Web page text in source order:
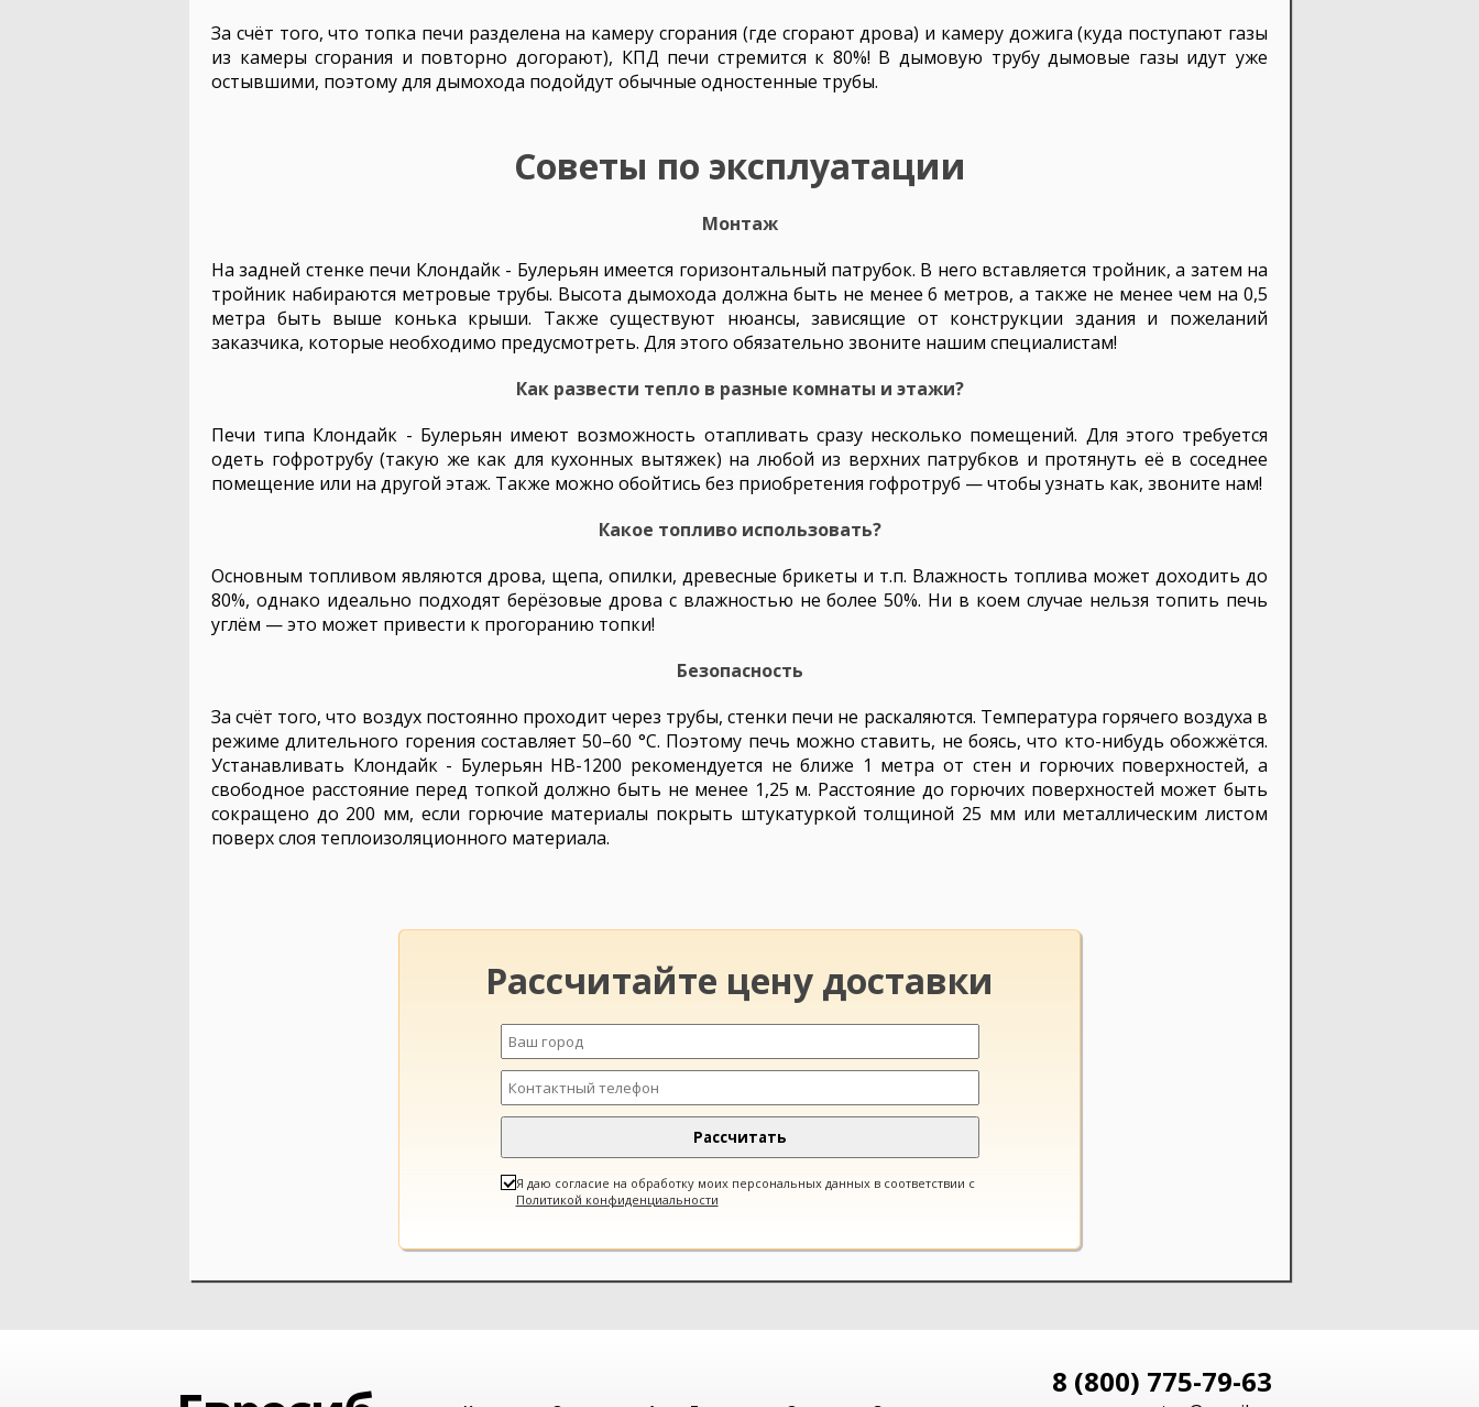
За счёт того, что топка печи разделена на камеру сгорания (где сгорают дрова) и камеру дожига (куда поступают газы
из камеры сгорания и повторно догорают), КПД печи стремится к 80%! В дымовую трубу дымовые газы идут уже
остывшими, поэтому для дымохода подойдут обычные одностенные трубы.
Советы по эксплуатации
Монтаж
На задней стенке печи Клондайк - Булерьян имеется горизонтальный патрубок. В него вставляется тройник, а затем на
тройник набираются метровые трубы. Высота дымохода должна быть не менее 6 метров, а также не менее чем на 0,5
метра быть выше конька крыши. Также существуют нюансы, зависящие от конструкции здания и пожеланий
заказчика, которые необходимо предусмотреть. Для этого обязательно звоните нашим специалистам!
Как развести тепло в разные комнаты и этажи?
Печи типа Клондайк - Булерьян имеют возможность отапливать сразу несколько помещений. Для этого требуется
одеть гофротрубу (такую же как для кухонных вытяжек) на любой из верхних патрубков и протянуть её в соседнее
помещение или на другой этаж. Также можно обойтись без приобретения гофротруб — чтобы узнать как, звоните нам!
Какое топливо использовать?
Основным топливом являются дрова, щепа, опилки, древесные брикеты и т.п. Влажность топлива может доходить до
80%, однако идеально подходят берёзовые дрова с влажностью не более 50%. Ни в коем случае нельзя топить печь
углём — это может привести к прогоранию топки!
Безопасность
За счёт того, что воздух постоянно проходит через трубы, стенки печи не раскаляются. Температура горячего воздуха в
режиме длительного горения составляет 50–60 °C. Поэтому печь можно ставить, не боясь, что кто-нибудь обожжётся.
Устанавливать Клондайк - Булерьян НВ-1200 рекомендуется не ближе 1 метра от стен и горючих поверхностей, а
свободное расстояние перед топкой должно быть не менее 1,25 м. Расстояние до горючих поверхностей может быть
сокращено до 200 мм, если горючие материалы покрыть штукатуркой толщиной 25 мм или металлическим листом
поверх слоя теплоизоляционного материала.
Рассчитайте цену доставки
Я даю согласие на обработку моих персональных данных в соответствии с
Политикой конфиденциальности
8 (800) 775-79-63